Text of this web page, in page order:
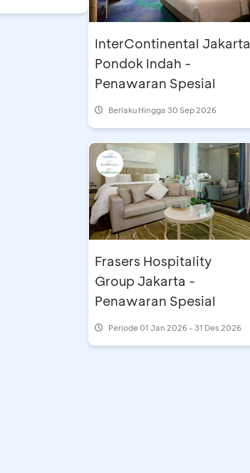
InterContinental Jakarta
Pondok Indah -
Penawaran Spesial
Berlaku Hingga 30 Sep 2026
Frasers Hospitality
Group Jakarta -
Penawaran Spesial
Periode01 Jan 2026 - 31 Des 2026